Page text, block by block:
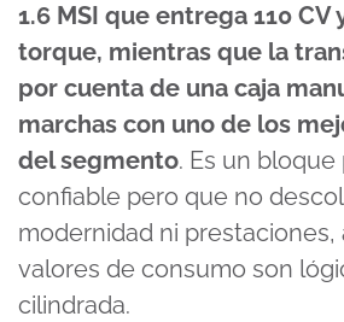
1.6 MSI que entrega 110 CV
torque, mientras que la
por cuenta de una caja
marchas con uno de los
del segmento. Es un
confiable pero que no
modernidad ni prestaciones,
valores de consumo son
cilindrada.